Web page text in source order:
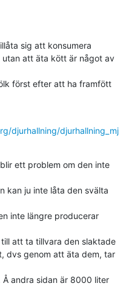
sig att konsumera
att äta kött är något av
först efter att ha framfött
djurhallning/djurhallning_mj
ett problem om den inte
kan ju inte låta den svälta
inte längre producerar
att ta tillvara den slaktade
dvs genom att äta dem, tar
Å andra sidan är 8000 liter